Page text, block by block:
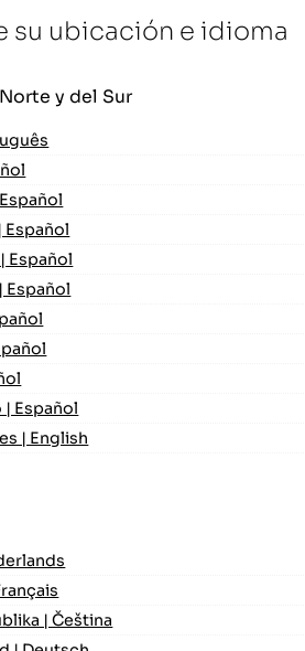
su ubicación e idioma
y del Sur
Español
Español
Español
| Español
| English
| Čeština